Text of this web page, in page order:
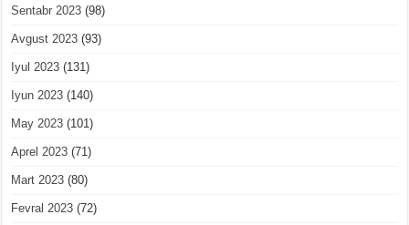
Sentabr 2023 (98)
Avgust 2023 (93)
Iyul 2023 (131)
Iyun 2023 (140)
May 2023 (101)
Aprel 2023 (71)
Mart 2023 (80)
Fevral 2023 (72)